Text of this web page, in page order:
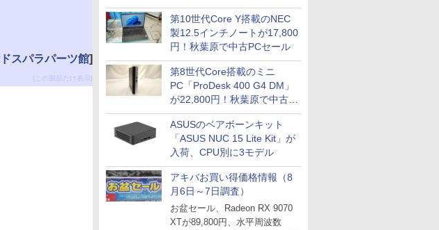
木製パネルや背面コネクタ対
応トレイなど
第10世代Core Y搭載のNEC
製12.5インチノートが17,800
円！秋葉原で中古PCセール
第8世代Core搭載のミニ
PC「ProDesk 400 G4 DM」
が22,800円！秋葉原で中古
PCセール
ASUSのベアボーンキット
「ASUS NUC 15 Lite Kit」が
入荷、CPU別に3モデル
アキバお買い得価格情報（8
月6日～7日調査）
お盆セール、Radeon RX 9070
XTが89,800円、水平周波数
ドスパラパーツ館]
[この製品だけ表示]